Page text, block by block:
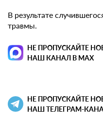
В результате
травмы.
НЕ ПРОПУСКАЙТЕ
НАШ КАНАЛ В MAX
НЕ ПРОПУСКАЙТЕ
НАШ ТЕЛЕГРАМ-